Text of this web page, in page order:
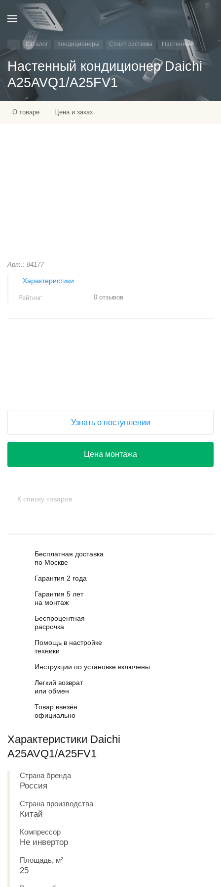
Каталог Кондиционеры Сплит системы Настенные
Настенный кондиционер Daichi
A25AVQ1/A25FV1
О товаре Цена и заказ
Арт.: 84177
Характеристики
Рейтинг: 0 отзывов
Узнать о поступлении
Цена монтажа
К списку товаров
Бесплатная доставка
по Москве
Гарантия 2 года
Гарантия 5 лет
на монтаж
Беспроцентная
расрочка
Помощь в настройке
техники
Инструкции по установке включены
Легкий возврат
или обмен
Товар ввезён
официально
Характеристики Daichi
A25AVQ1/A25FV1
Страна бренда
Россия
Страна производства
Китай
Компрессор
Не инвертор
Площадь, м²
25